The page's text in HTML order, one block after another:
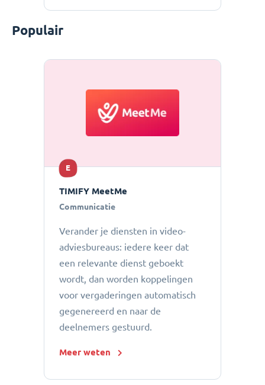
Populair
E
TIMIFY MeetMe
Communicatie
Verander je diensten in video-
adviesbureaus: iedere keer dat
een relevante dienst geboekt
wordt, dan worden koppelingen
voor vergaderingen automatisch
gegenereerd en naar de
deelnemers gestuurd.
Meer weten